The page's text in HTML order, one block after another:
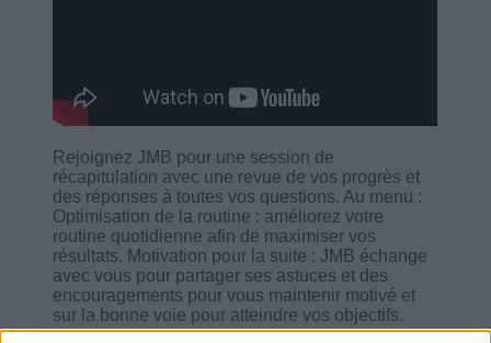
Rejoignez JMB pour une session de
récapitulation avec une revue de vos progrès et
des réponses à toutes vos questions. Au menu :
Optimisation de la routine : améliorez votre
routine quotidienne afin de maximiser vos
résultats. Motivation pour la suite : JMB échange
avec vous pour partager ses astuces et des
encouragements pour vous maintenir motivé et
sur la bonne voie pour atteindre vos objectifs.